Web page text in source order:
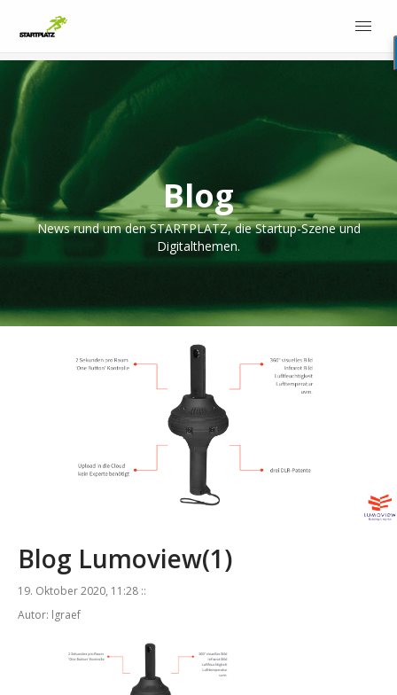
Blog
News rund um den STARTPLATZ, die Startup-Szene und
Digitalthemen.
Blog Lumoview(1)
19. Oktober 2020, 11:28 ::
Autor: lgraef